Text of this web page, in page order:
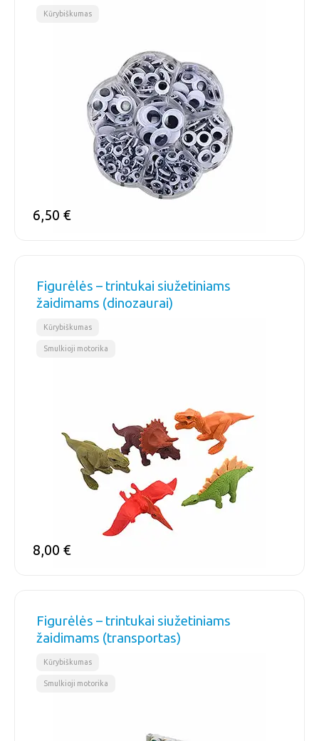
Kūrybiškumas
6,50 €
Figurėlės – trintukai siužetiniams
žaidimams (dinozaurai)
Kūrybiškumas
Smulkioji motorika
8,00 €
Figurėlės – trintukai siužetiniams
žaidimams (transportas)
Kūrybiškumas
Smulkioji motorika